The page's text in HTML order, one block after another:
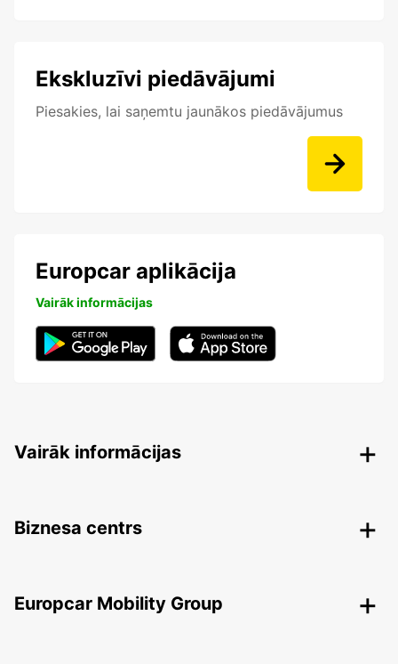
Ekskluzīvi piedāvājumi
Piesakies, lai saņemtu jaunākos piedāvājumus
Europcar aplikācija
Vairāk informācijas
Vairāk informācijas
Biznesa centrs
Europcar Mobility Group